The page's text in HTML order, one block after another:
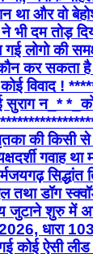
था और वो
भी दम तोड़
लोगो की
कौन कर सकता
विवाद !
न_*
की किसी से
गवाह
सिद्धांत
तथा डॉग
जुटाने ​शुरु में
धारा
कोई ऐसी लीड